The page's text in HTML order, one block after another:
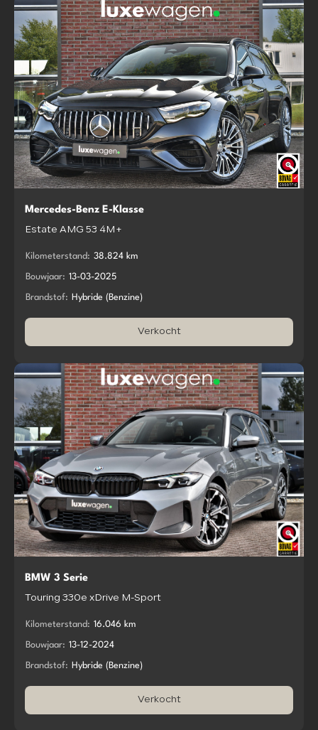
Mercedes-Benz E-Klasse
Estate AMG 53 4M+
Kilometerstand: 38.824 km
Bouwjaar: 13-03-2025
Brandstof: Hybride (Benzine)
Verkocht
BMW 3 Serie
Touring 330e xDrive M-Sport
Kilometerstand: 16.046 km
Bouwjaar: 13-12-2024
Brandstof: Hybride (Benzine)
Verkocht